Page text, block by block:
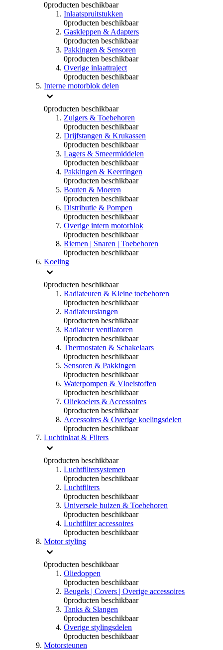
0producten beschikbaar
Inlaatspruitstukken
0producten beschikbaar
Gaskleppen & Adapters
0producten beschikbaar
Pakkingen & Sensoren
0producten beschikbaar
Overige inlaattraject
0producten beschikbaar
Interne motorblok delen
0producten beschikbaar
Zuigers & Toebehoren
0producten beschikbaar
Drijfstangen & Krukassen
0producten beschikbaar
Lagers & Smeermiddelen
0producten beschikbaar
Pakkingen & Keerringen
0producten beschikbaar
Bouten & Moeren
0producten beschikbaar
Distributie & Pompen
0producten beschikbaar
Overige intern motorblok
0producten beschikbaar
Riemen | Snaren | Toebehoren
0producten beschikbaar
Koeling
0producten beschikbaar
Radiateuren & Kleine toebehoren
0producten beschikbaar
Radiateurslangen
0producten beschikbaar
Radiateur ventilatoren
0producten beschikbaar
Thermostaten & Schakelaars
0producten beschikbaar
Sensoren & Pakkingen
0producten beschikbaar
Waterpompen & Vloeistoffen
0producten beschikbaar
Oliekoelers & Accessoires
0producten beschikbaar
Accessoires & Overige koelingsdelen
0producten beschikbaar
Luchtinlaat & Filters
0producten beschikbaar
Luchtfiltersystemen
0producten beschikbaar
Luchtfilters
0producten beschikbaar
Universele buizen & Toebehoren
0producten beschikbaar
Luchtfilter accessoires
0producten beschikbaar
Motor styling
0producten beschikbaar
Oliedoppen
0producten beschikbaar
Beugels | Covers | Overige accessoires
0producten beschikbaar
Tanks & Slangen
0producten beschikbaar
Overige stylingsdelen
0producten beschikbaar
Motorsteunen